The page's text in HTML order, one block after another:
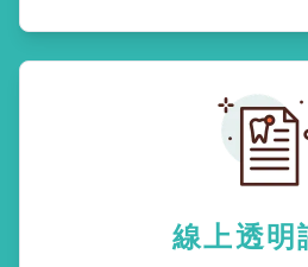
線上透明